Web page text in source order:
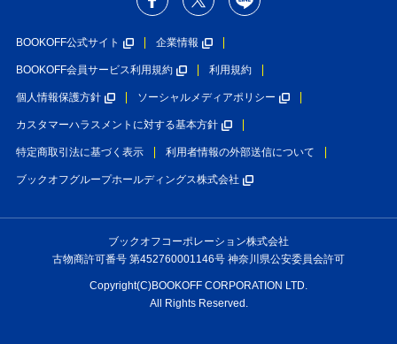
BOOKOFF公式サイト 企業情報
BOOKOFF会員サービス利用規約 利用規約
個人情報保護方針 ソーシャルメディアポリシー
カスタマーハラスメントに対する基本方針
特定商取引法に基づく表示 利用者情報の外部送信について
ブックオフグループホールディングス株式会社
ブックオフコーポレーション株式会社
古物商許可番号 第452760001146号 神奈川県公安委員会許可
Copyright(C)BOOKOFF CORPORATION LTD.
All Rights Reserved.